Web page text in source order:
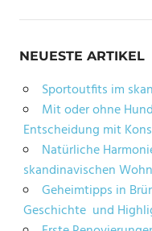
NEUESTE ARTIKEL
Sportoutfits im
Mit oder ohne
Entscheidung mit
Natürliche
skandinavischen
Geheimtipps in
Geschichte und